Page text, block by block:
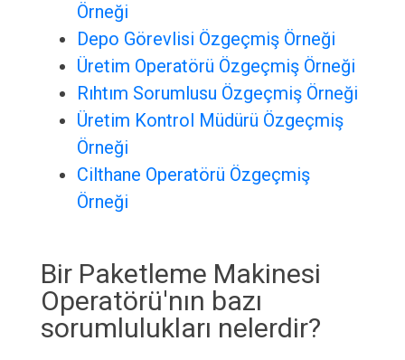
Örneği
Depo Görevlisi Özgeçmiş Örneği
Üretim Operatörü Özgeçmiş Örneği
Rıhtım Sorumlusu Özgeçmiş Örneği
Üretim Kontrol Müdürü Özgeçmiş
Örneği
Cilthane Operatörü Özgeçmiş
Örneği
Bir Paketleme Makinesi
Operatörü'nın bazı
sorumlulukları nelerdir?